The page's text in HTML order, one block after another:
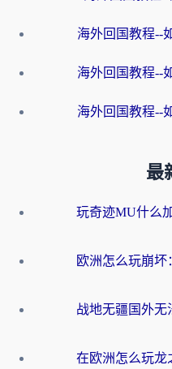
海外回国教程--
海外回国教程--
海外回国教程--
最